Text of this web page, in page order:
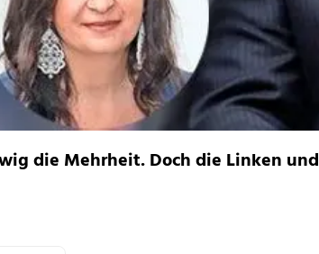
die Mehrheit. Doch die Linken und